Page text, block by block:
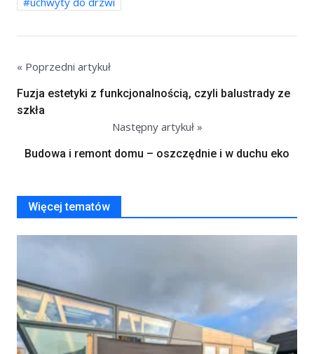
« Poprzedni artykuł
Fuzja estetyki z funkcjonalnością, czyli balustrady ze
szkła
Następny artykuł »
Budowa i remont domu – oszczędnie i w duchu eko
Więcej tematów